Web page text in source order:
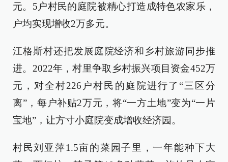
元。5户村民的庭院被精心打造成特色农家乐，
户均实现增收2万多元。
江格斯村还把发展庭院经济和乡村旅游同步推
进。2022年，村里争取乡村振兴项目资金452万
元，对全村226户村民的庭院进行了“三区分
离”，每户补贴2万元，将“一方土地”变为“一片
宝地”，让方寸小庭院变成增收经济园。
村民刘亚萍1.5亩的菜园子里，一年能种下大